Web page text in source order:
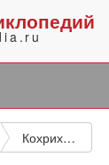
Кохрихт Феликс Давидович